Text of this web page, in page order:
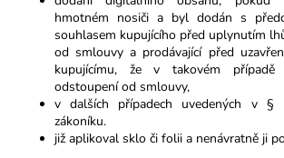
hmotném nosiči a byl dodán s
souhlasem kupujícího před uplynutím
od smlouvy a prodávající před
kupujícímu, že v takovém
odstoupení od smlouvy,
v dalších případech uvedených v §
zákoníku.
již aplikoval sklo či folii a nenávratně ji